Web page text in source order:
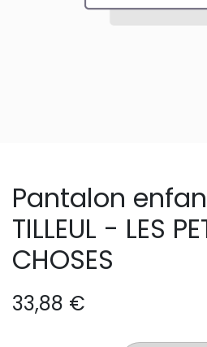
Pantalon
TILLEUL - LES
CHOSES
33,88 €